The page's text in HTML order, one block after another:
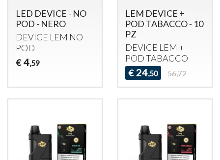
LED DEVICE - NO
POD - NERO
DEVICE LEM NO
POD
€ 4,59
LEM DEVICE +
POD TABACCO - 10
PZ
DEVICE LEM +
PODTABACCO
€ 24,50 56,72